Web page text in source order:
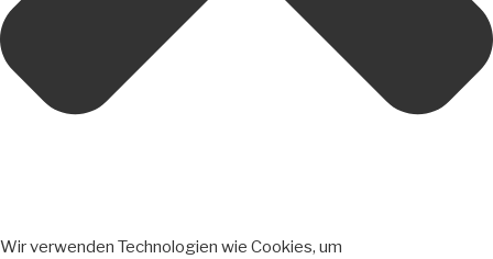
Wir verwenden Technologien wie Cookies, um